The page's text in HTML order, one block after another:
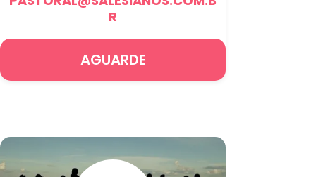
R
AGUARDE